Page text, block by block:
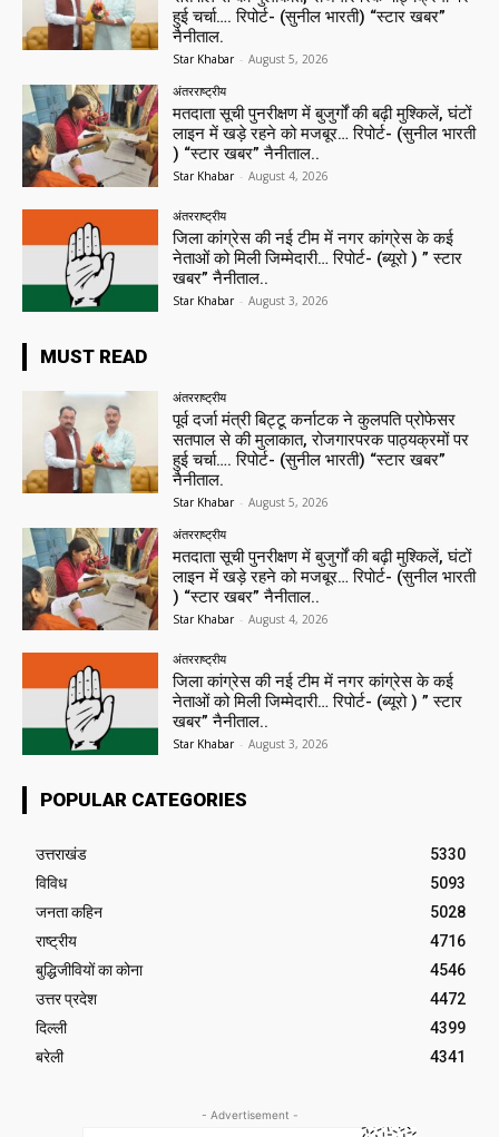
हुई चर्चा…. रिपोर्ट- (सुनील भारती) “स्टार खबर”
नैनीताल.
Star Khabar - August 5, 2026
अंतरराष्ट्रीय
मतदाता सूची पुनरीक्षण में बुजुर्गों की बढ़ी मुश्किलें, घंटों
लाइन में खड़े रहने को मजबूर… रिपोर्ट- (सुनील भारती
) “स्टार खबर” नैनीताल..
Star Khabar - August 4, 2026
अंतरराष्ट्रीय
जिला कांग्रेस की नई टीम में नगर कांग्रेस के कई
नेताओं को मिली जिम्मेदारी… रिपोर्ट- (ब्यूरो ) ” स्टार
खबर” नैनीताल..
Star Khabar - August 3, 2026
MUST READ
अंतरराष्ट्रीय
पूर्व दर्जा मंत्री बिट्टू कर्नाटक ने कुलपति प्रोफेसर
सतपाल से की मुलाकात, रोजगारपरक पाठ्यक्रमों पर
हुई चर्चा…. रिपोर्ट- (सुनील भारती) “स्टार खबर”
नैनीताल.
Star Khabar - August 5, 2026
अंतरराष्ट्रीय
मतदाता सूची पुनरीक्षण में बुजुर्गों की बढ़ी मुश्किलें, घंटों
लाइन में खड़े रहने को मजबूर… रिपोर्ट- (सुनील भारती
) “स्टार खबर” नैनीताल..
Star Khabar - August 4, 2026
अंतरराष्ट्रीय
जिला कांग्रेस की नई टीम में नगर कांग्रेस के कई
नेताओं को मिली जिम्मेदारी… रिपोर्ट- (ब्यूरो ) ” स्टार
खबर” नैनीताल..
Star Khabar - August 3, 2026
POPULAR CATEGORIES
उत्तराखंड
5330
विविध
5093
जनता कहिन
5028
राष्ट्रीय
4716
बुद्धिजीवियों का कोना
4546
उत्तर प्रदेश
4472
दिल्ली
4399
बरेली
4341
- Advertisement -